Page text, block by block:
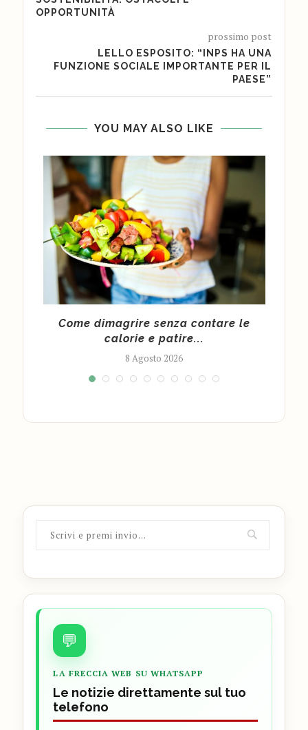
OPPORTUNITÀ
prossimo post
LELLO ESPOSITO: “INPS HA UNA
FUNZIONE SOCIALE IMPORTANTE PER IL
PAESE”
YOU MAY ALSO LIKE
Come dimagrire senza contare le
calorie e patire...
8 Agosto 2026
💬
LA FRECCIA WEB SU WHATSAPP
Le notizie direttamente sul tuo
telefono